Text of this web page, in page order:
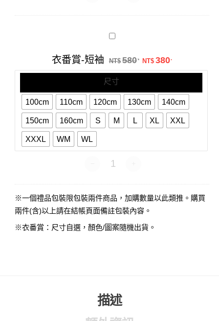
衣
短
袖
衣番賞-短袖 NT$ 580. 原始價格：
NT$ 380.目前價格
尺寸
100cm 110cm 120cm 130cm 140cm
150cm 160cm S M L XL XXL
XXXL WM WL
衣番賞-短袖 數量
※一個禮品包裝限包裝兩件商品，加購數量以此類推。購買
兩件(含)以上請在結帳頁面備註包裝內容。
※衣番賞：尺寸自選，顏色/圖案隨機出貨。
描述